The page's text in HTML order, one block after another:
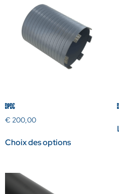
DPDC
€ 200,00
Choix des options